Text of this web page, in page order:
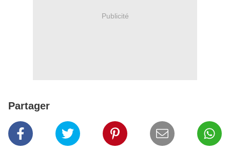
Publicité
Partager